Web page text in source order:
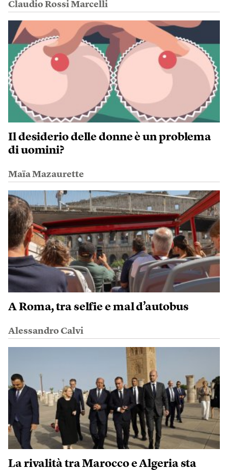
Claudio Rossi Marcelli
Il desiderio delle donne è un problema
di uomini?
Maïa Mazaurette
A Roma, tra selfie e mal d’autobus
Alessandro Calvi
La rivalità tra Marocco e Algeria sta